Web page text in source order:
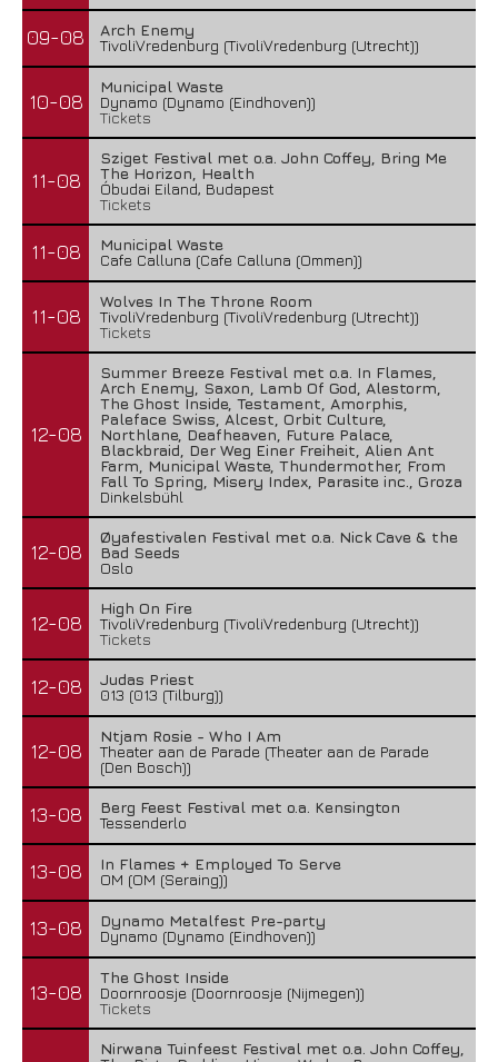
09-08
Arch Enemy
TivoliVredenburg (TivoliVredenburg (Utrecht))
10-08
Municipal Waste
Dynamo (Dynamo (Eindhoven))
Tickets
11-08
Sziget Festival met o.a. John Coffey, Bring Me
The Horizon, Health
Óbudai Eiland, Budapest
Tickets
11-08
Municipal Waste
Cafe Calluna (Cafe Calluna (Ommen))
11-08
Wolves In The Throne Room
TivoliVredenburg (TivoliVredenburg (Utrecht))
Tickets
12-08
Summer Breeze Festival met o.a. In Flames,
Arch Enemy, Saxon, Lamb Of God, Alestorm,
The Ghost Inside, Testament, Amorphis,
Paleface Swiss, Alcest, Orbit Culture,
Northlane, Deafheaven, Future Palace,
Blackbraid, Der Weg Einer Freiheit, Alien Ant
Farm, Municipal Waste, Thundermother, From
Fall To Spring, Misery Index, Parasite inc., Groza
Dinkelsbühl
12-08
Øyafestivalen Festival met o.a. Nick Cave & the
Bad Seeds
Oslo
12-08
High On Fire
TivoliVredenburg (TivoliVredenburg (Utrecht))
Tickets
12-08
Judas Priest
013 (013 (Tilburg))
12-08
Ntjam Rosie - Who I Am
Theater aan de Parade (Theater aan de Parade
(Den Bosch))
13-08
Berg Feest Festival met o.a. Kensington
Tessenderlo
13-08
In Flames + Employed To Serve
OM (OM (Seraing))
13-08
Dynamo Metalfest Pre-party
Dynamo (Dynamo (Eindhoven))
13-08
The Ghost Inside
Doornroosje (Doornroosje (Nijmegen))
Tickets
Nirwana Tuinfeest Festival met o.a. John Coffey,